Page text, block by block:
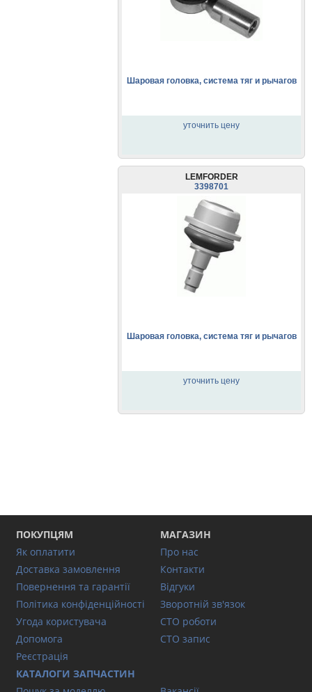
Шаровая головка, система тяг и рычагов
уточнить цену
LEMFORDER
3398701
Шаровая головка, система тяг и рычагов
уточнить цену
ПОКУПЦЯМ
Як оплатити
Доставка замовлення
Повернення та гарантії
Політика конфіденційності
Угода користувача
Допомога
Реєстрація
МАГАЗИН
Про нас
Контакти
Відгуки
Зворотній зв'язок
СТО роботи
СТО запис
КАТАЛОГИ ЗАПЧАСТИН